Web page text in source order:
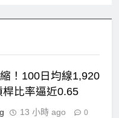
！100日均線1,920
比率逼近0.65
13 小時 ago 0